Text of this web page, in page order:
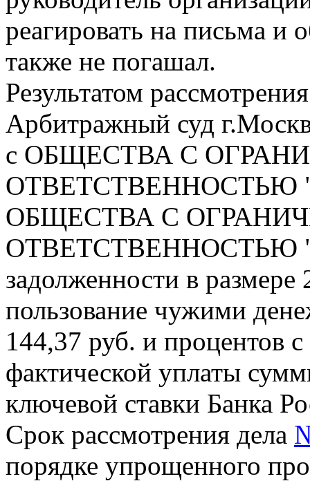
реагировать на письма и
также не погашал.
Результатом
Арбитражный суд
с ОБЩЕСТВА С
ОТВЕТСТВЕННОСТЬЮ
ОБЩЕСТВА С
задолженности в
пользование чужими
144,37 руб. и процентов
фактической уплаты
ключевой ставки Банка
Срок рассмотрения дела
порядке упрощенного